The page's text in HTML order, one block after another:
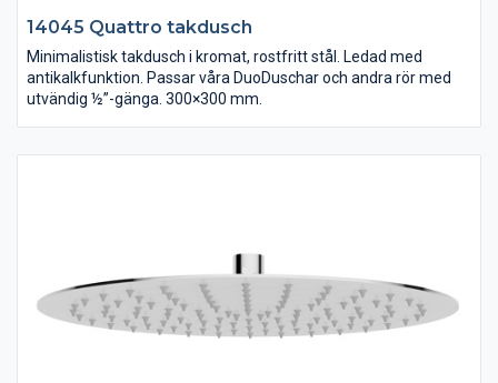
14045 Quattro takdusch
Minimalistisk takdusch i kromat, rostfritt stål. Ledad med
antikalkfunktion. Passar våra DuoDuschar och andra rör med
utvändig ½”-gänga. 300×300 mm.